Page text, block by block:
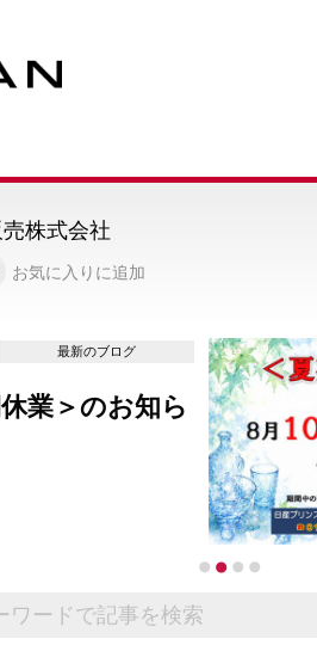
お気に入りに追加
株式会社
最新のブ
🎀ご納車おめで
ざいます🎀